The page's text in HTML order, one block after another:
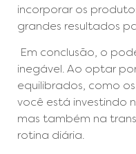
incorporar os
grandes resultados
Em conclusão, o
inegável. Ao optar
equilibrados, como
você está investindo
mas também na
rotina diária.